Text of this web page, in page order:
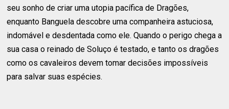
seu sonho de criar uma utopia pacífica de Dragões,
enquanto Banguela descobre uma companheira astuciosa,
indomável e desdentada como ele. Quando o perigo chega a
sua casa o reinado de Soluço é testado, e tanto os dragões
como os cavaleiros devem tomar decisões impossíveis
para salvar suas espécies.